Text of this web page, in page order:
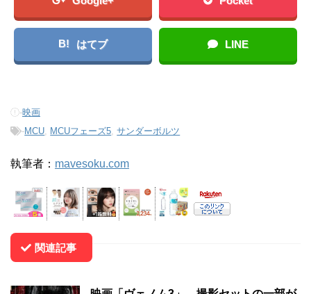
B! はてブ LINE
-映画
-MCU MCUフェーズ5 ,サンダーボルツ
執筆者： mavesoku.com
関連記事